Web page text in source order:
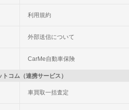
利用規約
外部送信について
CarMe自動車保険
コム（連携サービス）
車買取一括査定